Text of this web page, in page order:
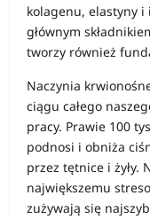
kolagenu, elastyny i
głównym
tworzy również
Naczynia
ciągu całego
pracy. Prawie 100
podnosi i obniża
przez tętnice i żyły.
największemu
zużywają się